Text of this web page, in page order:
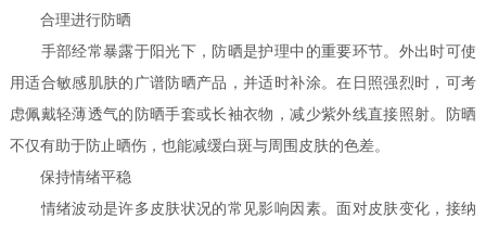
合理进行防晒
手部经常暴露于阳光下，防晒是护理中的重要环节。外出时可使
用适合敏感肌肤的广谱防晒产品，并适时补涂。在日照强烈时，可考
虑佩戴轻薄透气的防晒手套或长袖衣物，减少紫外线直接照射。防晒
不仅有助于防止晒伤，也能减缓白斑与周围皮肤的色差。
保持情绪平稳
情绪波动是许多皮肤状况的常见影响因素。面对皮肤变化，接纳